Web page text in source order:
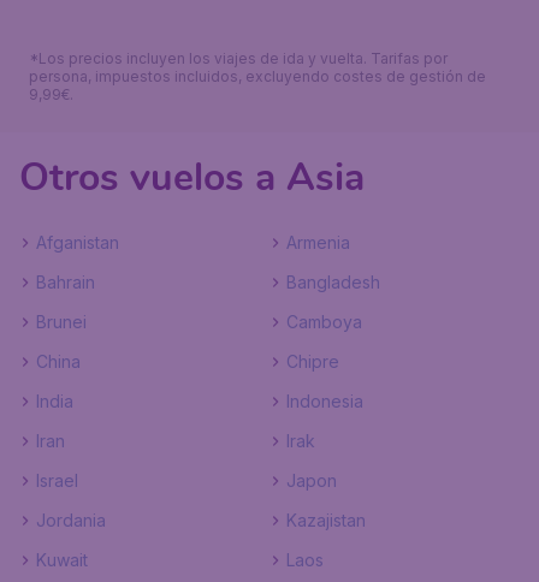
*Los precios incluyen los viajes de ida y vuelta. Tarifas por
persona, impuestos incluidos, excluyendo costes de gestión de
9,99€.
Otros vuelos a Asia
Afganistan
Armenia
Bahrain
Bangladesh
Brunei
Camboya
China
Chipre
India
Indonesia
Iran
Irak
Israel
Japon
Jordania
Kazajistan
Kuwait
Laos